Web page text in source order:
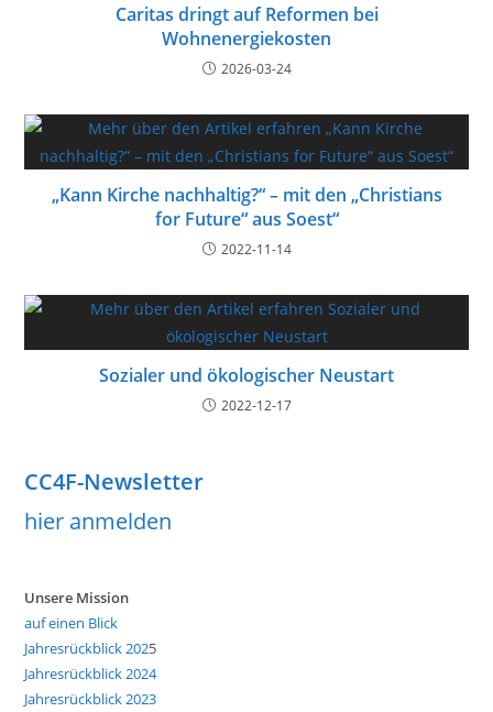
Caritas dringt auf Reformen bei
Wohnenergiekosten
2026-03-24
„Kann Kirche nachhaltig?“ – mit den „Christians
for Future“ aus Soest“
2022-11-14
Sozialer und ökologischer Neustart
2022-12-17
CC4F-Newsletter
hier anmelden
Unsere Mission
auf einen Blick
Jahresrückblick 2025
Jahresrückblick 2024
Jahresrückblick 2023